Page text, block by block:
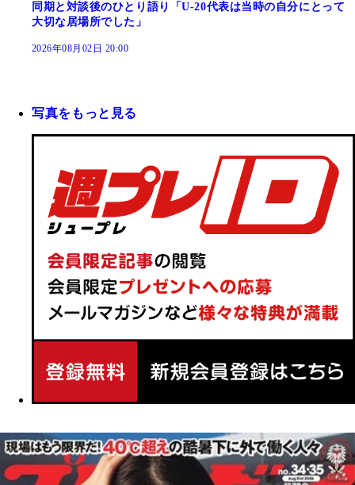
同期と対談後のひとり語り「U-20代表は当時の自分にとって
大切な居場所でした」
2026年08月02日 20:00
写真をもっと見る